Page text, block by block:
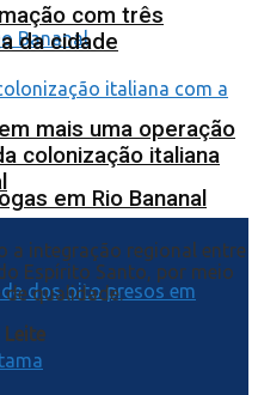
mais uma operação
em Rio Bananal
com três
da cidade
colonização italiana
a integração regional entre
Espírito Santo, por meio
de qualidade.
Leite